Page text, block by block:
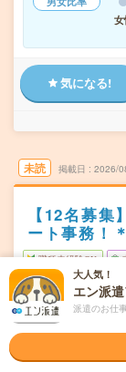
気になる!
未読 掲載日 2026/
【12名募
ート事務！
職種未経験OK
勤務地
新潟
新潟
土日
大人気！
エン派
派遣のお仕